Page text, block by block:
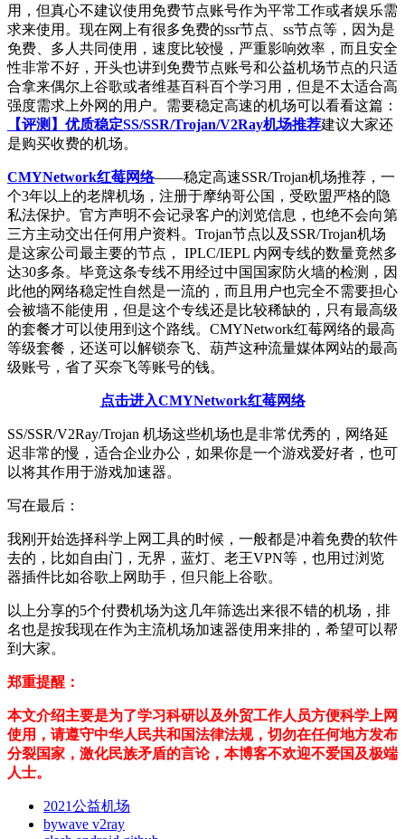
用，但真心不建议使用免费节点账号作为平常工作或者娱乐需
求来使用。现在网上有很多免费的ssr节点、ss节点等，因为是
免费、多人共同使用，速度比较慢，严重影响效率，而且安全
性非常不好，开头也讲到免费节点账号和公益机场节点的只适
合拿来偶尔上谷歌或者维基百科百个学习用，但是不太适合高
强度需求上外网的用户。需要稳定高速的机场可以看看这篇：
【评测】优质稳定SS/SSR/Trojan/V2Ray机场推荐建议大家还
是购买收费的机场。
CMYNetwork红莓网络——稳定高速SSR/Trojan机场推荐，一
个3年以上的老牌机场，注册于摩纳哥公国，受欧盟严格的隐
私法保护。官方声明不会记录客户的浏览信息，也绝不会向第
三方主动交出任何用户资料。Trojan节点以及SSR/Trojan机场
是这家公司最主要的节点， IPLC/IEPL 内网专线的数量竟然多
达30多条。毕竟这条专线不用经过中国国家防火墙的检测，因
此他的网络稳定性自然是一流的，而且用户也完全不需要担心
会被墙不能使用，但是这个专线还是比较稀缺的，只有最高级
的套餐才可以使用到这个路线。CMYNetwork红莓网络的最高
等级套餐，还送可以解锁奈飞、葫芦这种流量媒体网站的最高
级账号，省了买奈飞等账号的钱。
点击进入CMYNetwork红莓网络
SS/SSR/V2Ray/Trojan 机场这些机场也是非常优秀的，网络延
迟非常的慢，适合企业办公，如果你是一个游戏爱好者，也可
以将其作用于游戏加速器。
写在最后：
我刚开始选择科学上网工具的时候，一般都是冲着免费的软件
去的，比如自由门，无界，蓝灯、老王VPN等，也用过浏览
器插件比如谷歌上网助手，但只能上谷歌。
以上分享的5个付费机场为这几年筛选出来很不错的机场，排
名也是按我现在作为主流机场加速器使用来排的，希望可以帮
到大家。
郑重提醒：
本文介绍主要是为了学习科研以及外贸工作人员方便科学上网
使用，请遵守中华人民共和国法律法规，切勿在任何地方发布
分裂国家，激化民族矛盾的言论，本博客不欢迎不爱国及极端
人士。
2021公益机场
bywave v2ray